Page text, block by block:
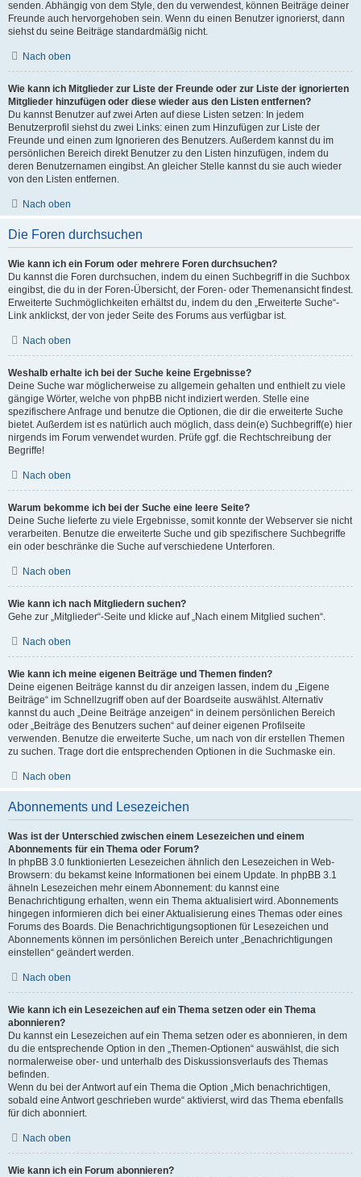
senden. Abhängig von dem Style, den du verwendest, können Beiträge deiner
Freunde auch hervorgehoben sein. Wenn du einen Benutzer ignorierst, dann
siehst du seine Beiträge standardmäßig nicht.
Nach oben
Wie kann ich Mitglieder zur Liste der Freunde oder zur Liste der ignorierten
Mitglieder hinzufügen oder diese wieder aus den Listen entfernen?
Du kannst Benutzer auf zwei Arten auf diese Listen setzen: In jedem
Benutzerprofil siehst du zwei Links: einen zum Hinzufügen zur Liste der
Freunde und einen zum Ignorieren des Benutzers. Außerdem kannst du im
persönlichen Bereich direkt Benutzer zu den Listen hinzufügen, indem du
deren Benutzernamen eingibst. An gleicher Stelle kannst du sie auch wieder
von den Listen entfernen.
Nach oben
Die Foren durchsuchen
Wie kann ich ein Forum oder mehrere Foren durchsuchen?
Du kannst die Foren durchsuchen, indem du einen Suchbegriff in die Suchbox
eingibst, die du in der Foren-Übersicht, der Foren- oder Themenansicht findest.
Erweiterte Suchmöglichkeiten erhältst du, indem du den „Erweiterte Suche“-
Link anklickst, der von jeder Seite des Forums aus verfügbar ist.
Nach oben
Weshalb erhalte ich bei der Suche keine Ergebnisse?
Deine Suche war möglicherweise zu allgemein gehalten und enthielt zu viele
gängige Wörter, welche von phpBB nicht indiziert werden. Stelle eine
spezifischere Anfrage und benutze die Optionen, die dir die erweiterte Suche
bietet. Außerdem ist es natürlich auch möglich, dass dein(e) Suchbegriff(e) hier
nirgends im Forum verwendet wurden. Prüfe ggf. die Rechtschreibung der
Begriffe!
Nach oben
Warum bekomme ich bei der Suche eine leere Seite?
Deine Suche lieferte zu viele Ergebnisse, somit konnte der Webserver sie nicht
verarbeiten. Benutze die erweiterte Suche und gib spezifischere Suchbegriffe
ein oder beschränke die Suche auf verschiedene Unterforen.
Nach oben
Wie kann ich nach Mitgliedern suchen?
Gehe zur „Mitglieder“-Seite und klicke auf „Nach einem Mitglied suchen“.
Nach oben
Wie kann ich meine eigenen Beiträge und Themen finden?
Deine eigenen Beiträge kannst du dir anzeigen lassen, indem du „Eigene
Beiträge“ im Schnellzugriff oben auf der Boardseite auswählst. Alternativ
kannst du auch „Deine Beiträge anzeigen“ in deinem persönlichen Bereich
oder „Beiträge des Benutzers suchen“ auf deiner eigenen Profilseite
verwenden. Benutze die erweiterte Suche, um nach von dir erstellen Themen
zu suchen. Trage dort die entsprechenden Optionen in die Suchmaske ein.
Nach oben
Abonnements und Lesezeichen
Was ist der Unterschied zwischen einem Lesezeichen und einem
Abonnements für ein Thema oder Forum?
In phpBB 3.0 funktionierten Lesezeichen ähnlich den Lesezeichen in Web-
Browsern: du bekamst keine Informationen bei einem Update. In phpBB 3.1
ähneln Lesezeichen mehr einem Abonnement: du kannst eine
Benachrichtigung erhalten, wenn ein Thema aktualisiert wird. Abonnements
hingegen informieren dich bei einer Aktualisierung eines Themas oder eines
Forums des Boards. Die Benachrichtigungsoptionen für Lesezeichen und
Abonnements können im persönlichen Bereich unter „Benachrichtigungen
einstellen“ geändert werden.
Nach oben
Wie kann ich ein Lesezeichen auf ein Thema setzen oder ein Thema
abonnieren?
Du kannst ein Lesezeichen auf ein Thema setzen oder es abonnieren, in dem
du die entsprechende Option in den „Themen-Optionen“ auswählst, die sich
normalerweise ober- und unterhalb des Diskussionsverlaufs des Themas
befinden.
Wenn du bei der Antwort auf ein Thema die Option „Mich benachrichtigen,
sobald eine Antwort geschrieben wurde“ aktivierst, wird das Thema ebenfalls
für dich abonniert.
Nach oben
Wie kann ich ein Forum abonnieren?